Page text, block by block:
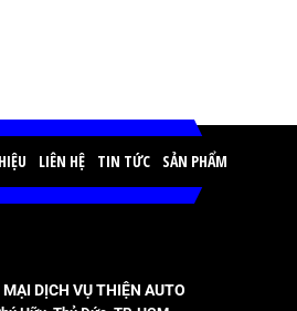
LIÊN HỆ TIN TỨC SẢN PHẨM
DỊCH VỤ THIỆN AUTO